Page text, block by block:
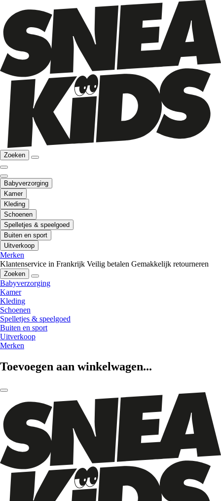
Zoeken
Babyverzorging
Kamer
Kleding
Schoenen
Spelletjes & speelgoed
Buiten en sport
Uitverkoop
Merken
Klantenservice in Frankrijk Veilig betalen Gemakkelijk retourneren
Zoeken
Babyverzorging
Kamer
Kleding
Schoenen
Spelletjes & speelgoed
Buiten en sport
Uitverkoop
Merken
Toevoegen aan winkelwagen...